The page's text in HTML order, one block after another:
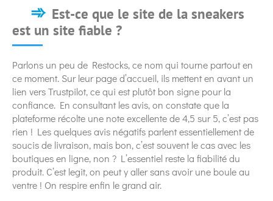
Est-ce que le site de la sneakers
est un site fiable ?
Parlons un peu de Restocks, ce nom qui tourne partout en
ce moment. Sur leur page d’accueil, ils mettent en avant un
lien vers Trustpilot, ce qui est plutôt bon signe pour la
confiance. En consultant les avis, on constate que la
plateforme récolte une note excellente de 4,5 sur 5, c’est pas
rien ! Les quelques avis négatifs parlent essentiellement de
soucis de livraison, mais bon, c’est souvent le cas avec les
boutiques en ligne, non ? L’essentiel reste la fiabilité du
produit. C’est legit, on peut y aller sans avoir une boule au
ventre ! On respire enfin le grand air.